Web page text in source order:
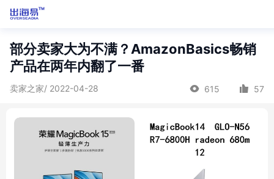
部分卖家大为不满？AmazonBasics畅销
产品在两年内翻了一番
卖家之家/ 2022-04-28 615 57